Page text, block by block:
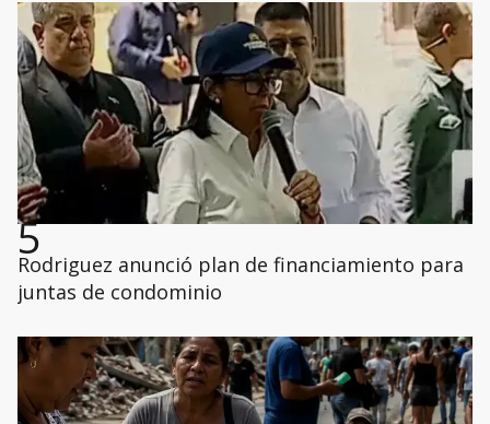
5
Rodriguez anunció plan de financiamiento para
juntas de condominio